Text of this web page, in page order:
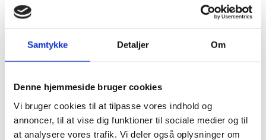
Samtykke Detaljer Om
Denne hjemmeside bruger cookies
Vi bruger cookies til at tilpasse vores indhold og
annoncer, til at vise dig funktioner til sociale medier og til
at analysere vores trafik. Vi deler også oplysninger om